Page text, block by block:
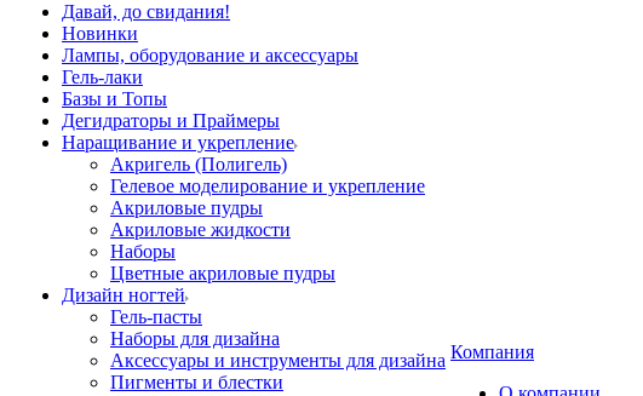
Давай, до свидания!
Новинки
Лампы, оборудование и аксессуары
Гель-лаки
Базы и Топы
Дегидраторы и Праймеры
Наращивание и укрепление
Акригель (Полигель)
Гелевое моделирование и укрепление
Акриловые пудры
Акриловые жидкости
Наборы
Цветные акриловые пудры
Дизайн ногтей
Гель-пасты
Наборы для дизайна
Аксессуары и инструменты для дизайна
Пигменты и блестки
Компания